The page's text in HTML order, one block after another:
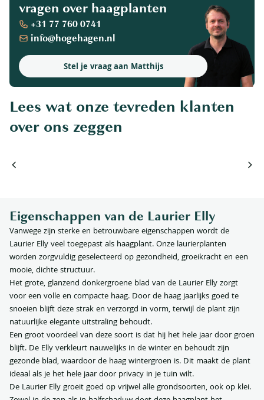
vragen over haagplanten
Stel je vraag aan Matthijs
+31 77 760 0741
info@hogehagen.nl
Lees wat onze tevreden klanten
over ons zeggen
Eigenschappen van de Laurier Elly
Vanwege zijn sterke en betrouwbare eigenschappen wordt de
Laurier Elly veel toegepast als haagplant. Onze laurierplanten
worden zorgvuldig geselecteerd op gezondheid, groeikracht en een
mooie, dichte structuur.
Het grote, glanzend donkergroene blad van de Laurier Elly zorgt
voor een volle en compacte haag. Door de haag jaarlijks goed te
snoeien blijft deze strak en verzorgd in vorm, terwijl de plant zijn
natuurlijke elegante uitstraling behoudt.
Een groot voordeel van deze soort is dat hij het hele jaar door groen
blijft. De Elly verkleurt nauwelijks in de winter en behoudt zijn
gezonde blad, waardoor de haag wintergroen is. Dit maakt de plant
ideaal als je het hele jaar door privacy in je tuin wilt.
De Laurier Elly groeit goed op vrijwel alle grondsoorten, ook op klei.